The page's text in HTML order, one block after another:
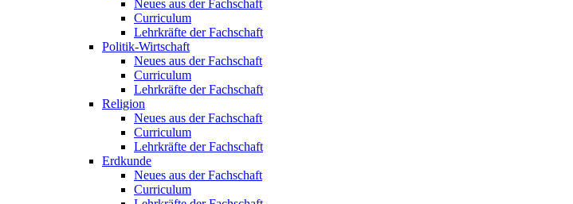
Neues aus der Fachschaft
Curriculum
Lehrkräfte der Fachschaft
Politik-Wirtschaft
Neues aus der Fachschaft
Curriculum
Lehrkräfte der Fachschaft
Religion
Neues aus der Fachschaft
Curriculum
Lehrkräfte der Fachschaft
Erdkunde
Neues aus der Fachschaft
Curriculum